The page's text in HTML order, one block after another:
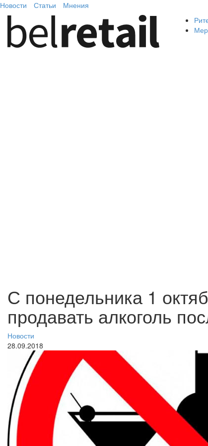
Новости Статьи Мнения
С понедельника 1
продавать алкоголь
Новости
28.09.2018